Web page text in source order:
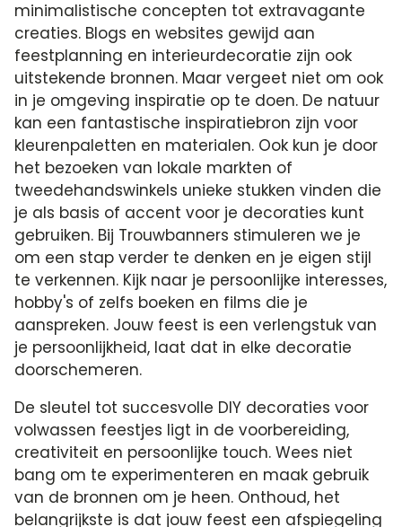
minimalistische concepten tot extravagante
creaties. Blogs en websites gewijd aan
feestplanning en interieurdecoratie zijn ook
uitstekende bronnen. Maar vergeet niet om ook
in je omgeving inspiratie op te doen. De natuur
kan een fantastische inspiratiebron zijn voor
kleurenpaletten en materialen. Ook kun je door
het bezoeken van lokale markten of
tweedehandswinkels unieke stukken vinden die
je als basis of accent voor je decoraties kunt
gebruiken. Bij Trouwbanners stimuleren we je
om een stap verder te denken en je eigen stijl
te verkennen. Kijk naar je persoonlijke interesses,
hobby's of zelfs boeken en films die je
aanspreken. Jouw feest is een verlengstuk van
je persoonlijkheid, laat dat in elke decoratie
doorschemeren.
De sleutel tot succesvolle DIY decoraties voor
volwassen feestjes ligt in de voorbereiding,
creativiteit en persoonlijke touch. Wees niet
bang om te experimenteren en maak gebruik
van de bronnen om je heen. Onthoud, het
belangrijkste is dat jouw feest een afspiegeling